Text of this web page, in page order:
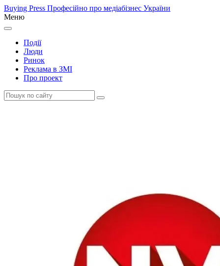
Buying Press Професійно про медіабізнес України
Меню
Події
Люди
Ринок
Реклама в ЗМІ
Про проект